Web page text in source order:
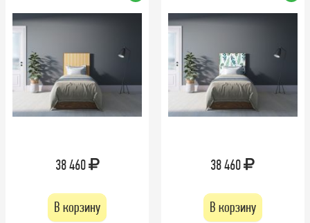
38 460
В корзину
38 460
В корзину